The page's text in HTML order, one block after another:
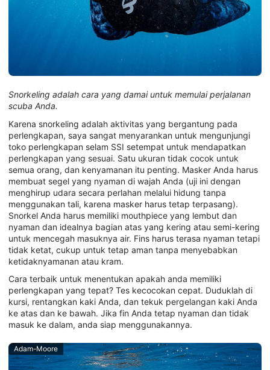
Snorkeling adalah cara yang damai untuk memulai perjalanan
scuba Anda.
Karena snorkeling adalah aktivitas yang bergantung pada
perlengkapan, saya sangat menyarankan untuk mengunjungi
toko perlengkapan selam SSI setempat untuk mendapatkan
perlengkapan yang sesuai. Satu ukuran tidak cocok untuk
semua orang, dan kenyamanan itu penting. Masker Anda harus
membuat segel yang nyaman di wajah Anda (uji ini dengan
menghirup udara secara perlahan melalui hidung tanpa
menggunakan tali, karena masker harus tetap terpasang).
Snorkel Anda harus memiliki mouthpiece yang lembut dan
nyaman dan idealnya bagian atas yang kering atau semi-kering
untuk mencegah masuknya air. Fins harus terasa nyaman tetapi
tidak ketat, cukup untuk tetap aman tanpa menyebabkan
ketidaknyamanan atau kram.
Cara terbaik untuk menentukan apakah anda memiliki
perlengkapan yang tepat? Tes kecocokan cepat. Duduklah di
kursi, rentangkan kaki Anda, dan tekuk pergelangan kaki Anda
ke atas dan ke bawah. Jika fin Anda tetap nyaman dan tidak
masuk ke dalam, anda siap menggunakannya.
Adam-Moore